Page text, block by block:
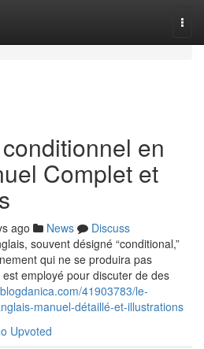
en
Complet et
ago News
Discuss
souvent désigné “conditional,”
qui ne se produira pas
employé pour discuter de des
41903783/le-
manuel-détaillé-et-illustrations
Upvoted